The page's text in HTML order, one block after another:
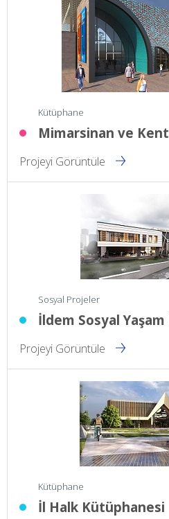
Kütüphane
Mimarsinan ve
Projeyi Görüntüle
Sosyal Projeler
İldem Sosyal
Projeyi Görüntüle
Kütüphane
İl Halk Kütüphanesi